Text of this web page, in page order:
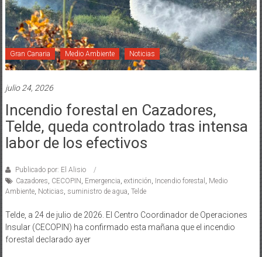
Gran Canaria Medio Ambiente Noticias
julio 24, 2026
Incendio forestal en Cazadores,
Telde, queda controlado tras intensa
labor de los efectivos
Publicado por: El Alisio
Cazadores, CECOPIN , Emergencia, extinción, Incendio forestal , Medio
Ambiente, Noticias, suministro de agua, Telde
Telde, a 24 de julio de 2026. El Centro Coordinador de Operaciones
Insular (CECOPIN) ha confirmado esta mañana que el incendio
forestal declarado ayer